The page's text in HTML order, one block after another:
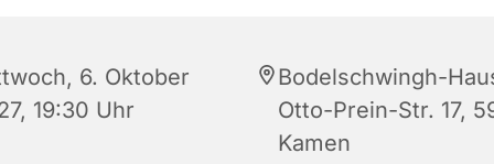
6. Oktober
19:30 Uhr
Bodelschwingh-
Otto-Prein-Str. 17,
Kamen